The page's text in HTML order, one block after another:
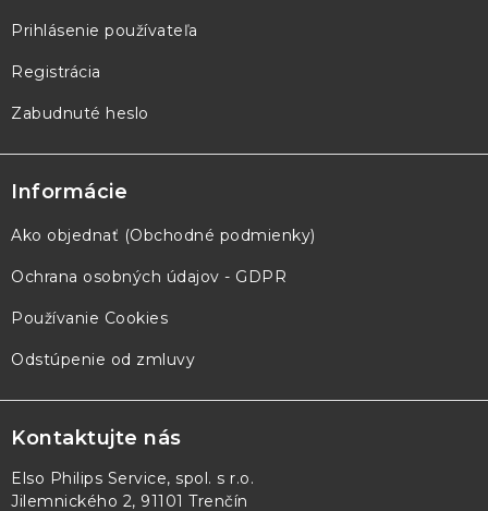
Prihlásenie používateľa
Registrácia
Zabudnuté heslo
Informácie
Ako objednať (Obchodné podmienky)
Ochrana osobných údajov - GDPR
Používanie Cookies
Odstúpenie od zmluvy
Kontaktujte nás
Elso Philips Service, spol. s r.o.
Jilemnického 2, 91101 Trenčín